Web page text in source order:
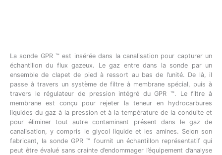
La sonde GPR ™ est insérée dans la canalisation pour capturer un
échantillon du flux gazeux. Le gaz entre dans la sonde par un
ensemble de clapet de pied à ressort au bas de l’unité. De là, il
passe à travers un système de filtre à membrane spécial, puis à
travers le régulateur de pression intégré du GPR ™. Le filtre à
membrane est conçu pour rejeter la teneur en hydrocarbures
liquides du gaz à la pression et à la température de la conduite et
pour éliminer tout autre contaminant présent dans le gaz de
canalisation, y compris le glycol liquide et les amines. Selon son
fabricant, la sonde GPR ™ fournit un échantillon représentatif qui
peut être évalué sans crainte d’endommager l’équipement d’analyse